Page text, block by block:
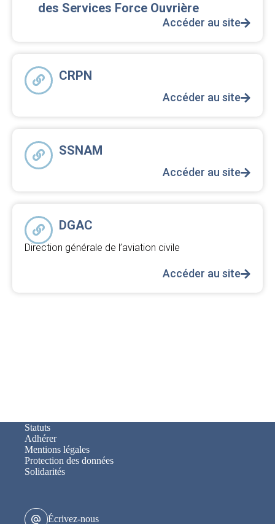
des Services Force Ouvrière
Accéder au site
CRPN
Accéder au site
SSNAM
Accéder au site
DGAC
Direction générale de l’aviation civile
Accéder au site
Statuts
Adhérer
Mentions légales
Protection des données
Solidarités
Écrivez-nous